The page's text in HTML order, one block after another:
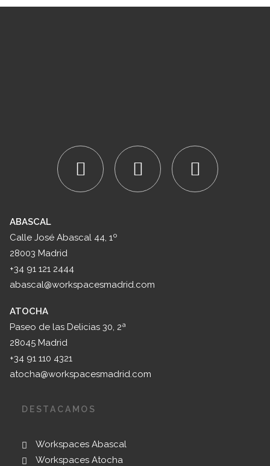
ABASCAL
Calle José Abascal 44, 1º
28003 Madrid
+34 91 121 2444
abascal@workspacesmadrid.com
ATOCHA
Paseo de las Delicias 30, 2ª
28045 Madrid
+34 91 110 4321
atocha@workspacesmadrid.com
DESTACAMOS
Workspaces Abascal
Workspaces Atocha